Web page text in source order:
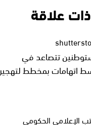
علاقة
تتصاعد في
اتهامات بمخطط لتهجير